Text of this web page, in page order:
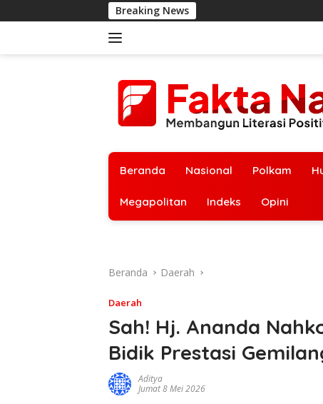
ke
Breaking News
Beranda Nasional Polkam
Megapolitan Indeks Opini
Beranda Daerah
Daerah
Sah! Hj. Ananda
Bidik Prestasi
Aditya
Jumat 8 Mei 2026